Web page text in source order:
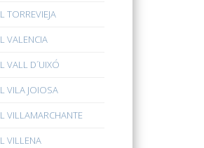
TORREVIEJA
VALENCIA
VALL D´UIXÓ
VILA JOIOSA
VILLAMARCHANTE
VILLENA